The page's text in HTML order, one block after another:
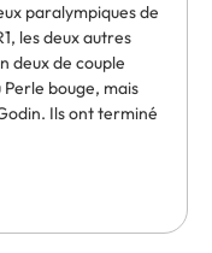
paralympiques de
les deux autres
deux de couple
bouge, mais
Ils ont terminé